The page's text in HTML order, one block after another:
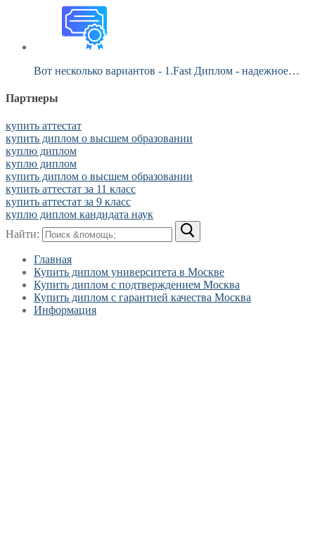
Вот несколько вариантов - 1.Fast Диплом - надежное…
Партнеры
купить аттестат
купить диплом о высшем образовании
куплю диплом
куплю диплом
купить диплом о высшем образовании
купить аттестат за 11 класс
купить аттестат за 9 класс
куплю диплом кандидата наук
Найти:
Главная
Купить диплом университета в Москве
Купить диплом с подтверждением Москва
Купить диплом с гарантией качества Москва
Информация